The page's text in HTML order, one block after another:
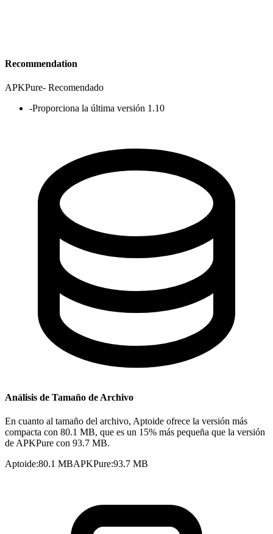
Recommendation
APKPure- Recomendado
-Proporciona la última versión 1.10
Análisis de Tamaño de Archivo
En cuanto al tamaño del archivo, Aptoide ofrece la versión más
compacta con 80.1 MB, que es un 15% más pequeña que la versión
de APKPure con 93.7 MB.
Aptoide:80.1 MBAPKPure:93.7 MB